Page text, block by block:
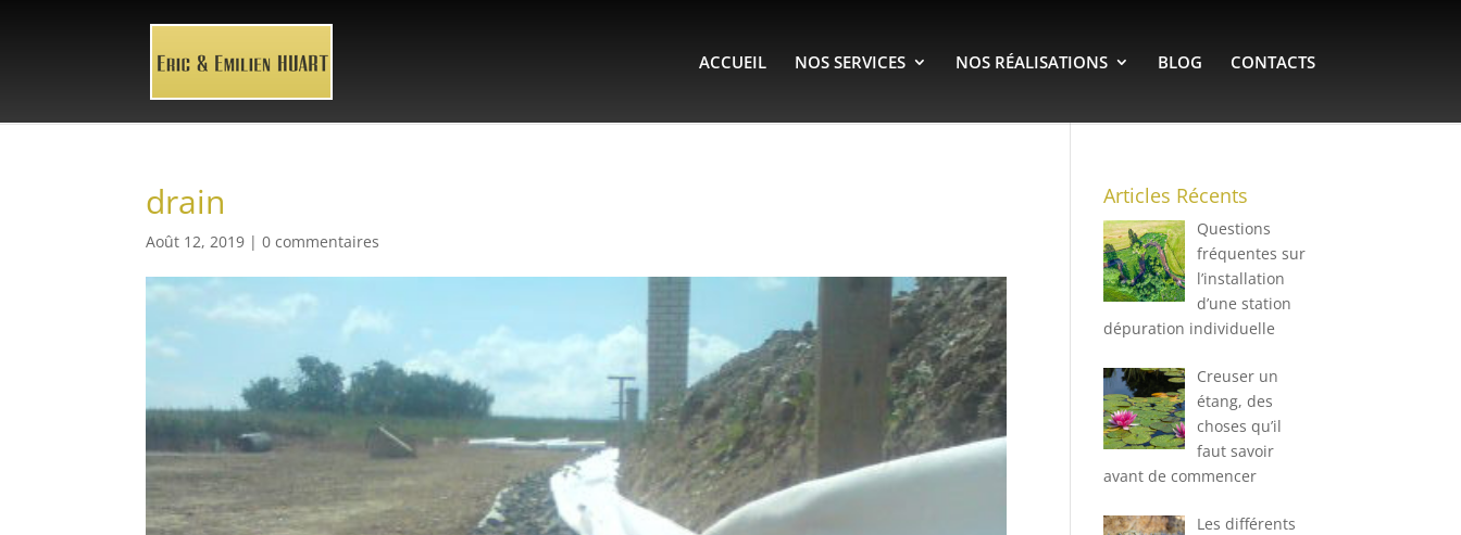
ACCUEIL NOS SERVICES NOS RÉALISATIONS BLOG CONTACTS
drain
Août 12, 2019 |0 commentaires
Articles Récents
Questions
fréquentes sur
l’installation
d’une station
dépuration individuelle
Creuser un
étang, des
choses qu’il
faut savoir
avant de commencer
Les différents